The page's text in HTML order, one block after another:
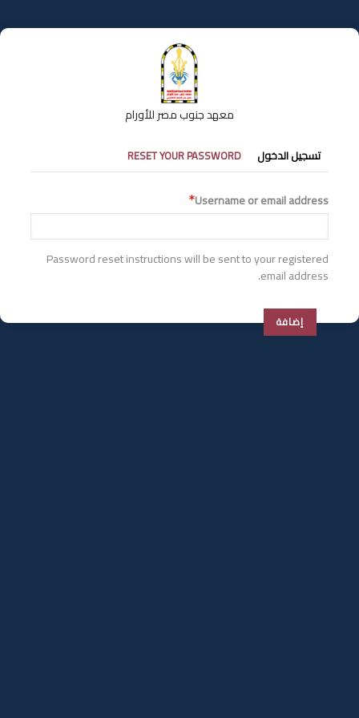
إلى
المحتوى
معهد جنوب مصر للأورام
التبويبات
الأساسية
تسجيل الدخول RESET YOUR PASSWORD
Username or email address
Password reset instructions will be sent to your registered
email address.